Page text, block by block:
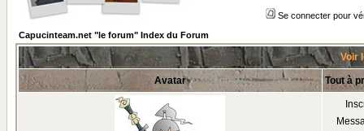
Se connecter pour
Capucinteam.net "le forum" Index du Forum
Voir
Avatar Tout à